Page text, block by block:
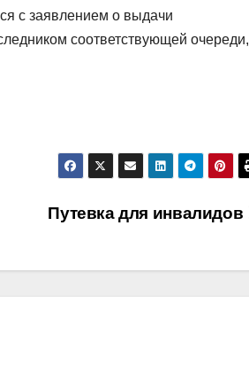
с заявлением о выдачи
соответствующей очереди,
Путевка для инвалидов